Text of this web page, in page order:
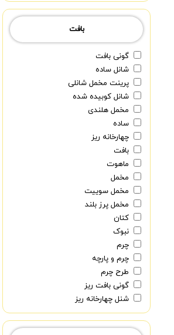
بافت
گونی بافت
شانل ساده
پرینت مخمل شانلی
شانل کوبیده شده
مخمل هلندی
ساده
چهارخانه ریز
بافت
ماهوت
مخمل
مخمل سوییت
مخمل پرز بلند
کتان
نبوک
چرم
چرم و پارچه
طرح چرم
گونی بافت ریز
شنل چهارخانه ریز